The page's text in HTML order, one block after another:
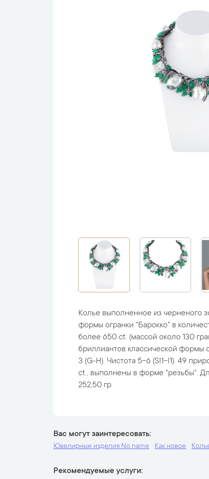
Колье выполненное из черненого
формы огранки "Барокко" в
более 650 ct. (массой около 130
бриллиантов классической формы
3 (G-H). Чистота 5-6 (SI1-I1). 49
ct., выполнены в форме "резьбы".
252,50 гр.
Вас могут заинтересовать
Ювелирные изделия No name Как новое
Рекомендуемые услуги